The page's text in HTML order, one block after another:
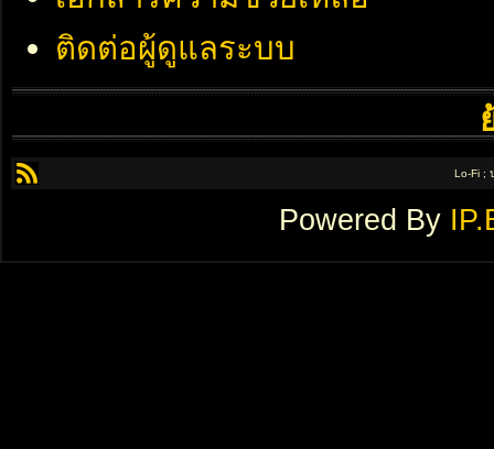
ติดต่อผู้ดูแลระบบ
Lo-Fi ;
Powered By